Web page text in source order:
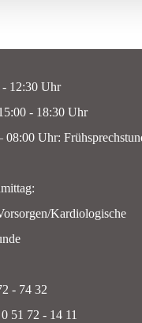
12:30 Uhr
- 18:30 Uhr
08:00 Uhr:
Kardiologische
- 74 32
51 72 - 14 11